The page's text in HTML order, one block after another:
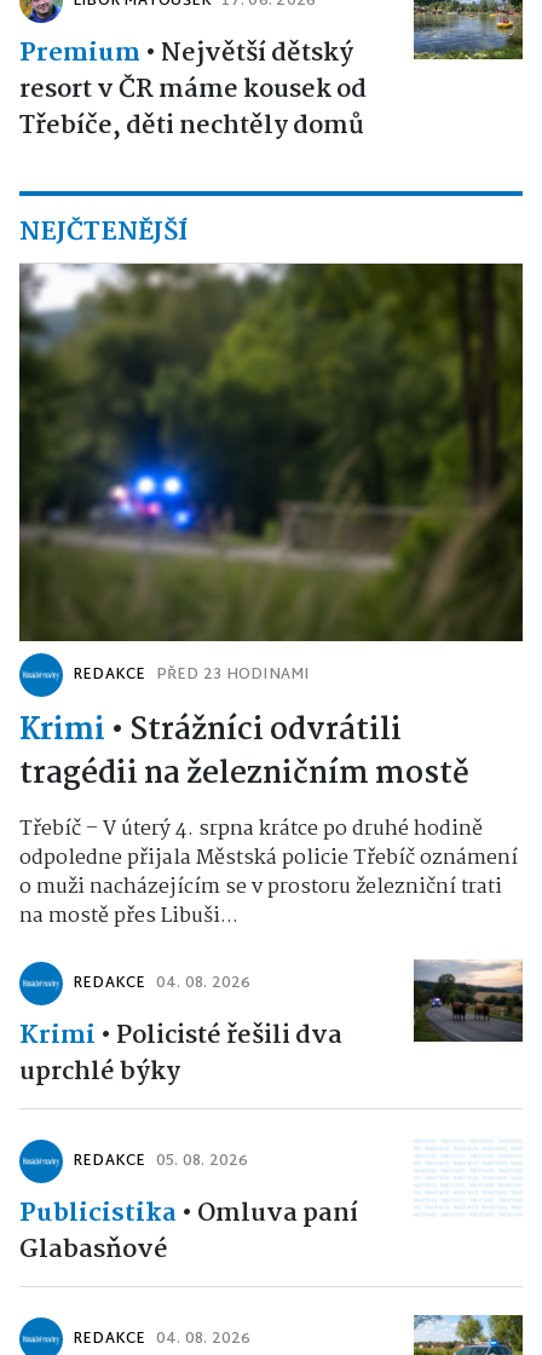
Premium • Největší dětský
resort v ČR máme kousek od
Třebíče, děti nechtěly domů
NEJČTENĚJŠÍ
REDAKCE PŘED 23 HODINAMI
Krimi • Strážníci odvrátili
tragédii na železničním mostě
Třebíč – V úterý 4. srpna krátce po druhé hodině
odpoledne přijala Městská policie Třebíč oznámení
o muži nacházejícím se v prostoru železniční trati
na mostě přes Libuši...
REDAKCE 04. 08. 2026
Krimi • Policisté řešili dva
uprchlé býky
REDAKCE 05. 08. 2026
Publicistika• Omluva paní
Glabasňové
REDAKCE 04. 08. 2026